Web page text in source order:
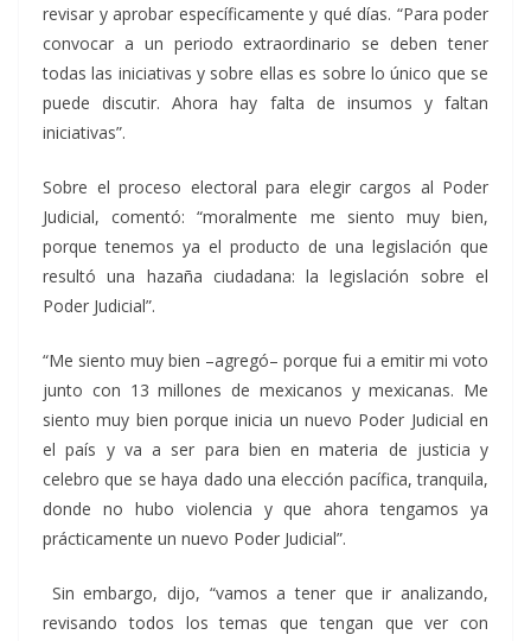
revisar y aprobar específicamente y qué días. “Para poder
convocar a un periodo extraordinario se deben tener
todas las iniciativas y sobre ellas es sobre lo único que se
puede discutir. Ahora hay falta de insumos y faltan
iniciativas”.
Sobre el proceso electoral para elegir cargos al Poder
Judicial, comentó: “moralmente me siento muy bien,
porque tenemos ya el producto de una legislación que
resultó una hazaña ciudadana: la legislación sobre el
Poder Judicial”.
“Me siento muy bien –agregó– porque fui a emitir mi voto
junto con 13 millones de mexicanos y mexicanas. Me
siento muy bien porque inicia un nuevo Poder Judicial en
el país y va a ser para bien en materia de justicia y
celebro que se haya dado una elección pacífica, tranquila,
donde no hubo violencia y que ahora tengamos ya
prácticamente un nuevo Poder Judicial”.
Sin embargo, dijo, “vamos a tener que ir analizando,
revisando todos los temas que tengan que ver con